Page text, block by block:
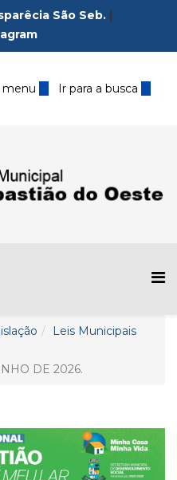
São Seb. |
menu 2 Ir para a busca3
Leis Municipais
DE 2026.